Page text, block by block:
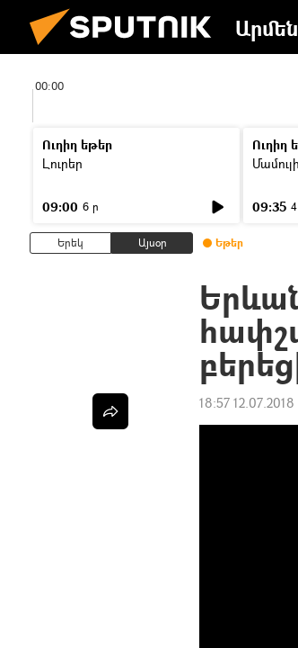
00:00
Ուղիղ եթեր
Լուրեր
09:00 6 ր
Ուղիղ
09:35
Երեկ Այսօր Եթեր
18:57 12.07.2018